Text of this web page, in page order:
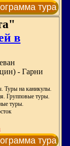
тура
в
- Гарни
Туры на каникулы.
Групповые туры.
туры.
тура